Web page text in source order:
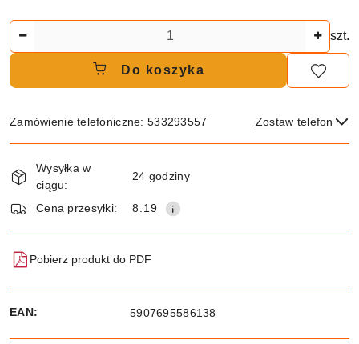
szt.
Do koszyka
Zamówienie telefoniczne: 533293557 Zostaw telefon
i
dostawa
Wysyłka w
ciągu:
24 godziny
Cena przesyłki: 8.19
Pobierz produkt do PDF
EAN: 5907695586138